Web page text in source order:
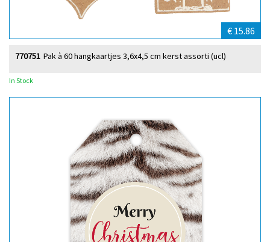
€ 15.86
Pak à 60 hangkaartjes 3,6x4,5 cm kerst assorti (ucl)
770751
In Stock